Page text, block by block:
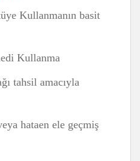
Kullanmanın basit
Kullanma
tahsil amacıyla
hataen ele geçmiş